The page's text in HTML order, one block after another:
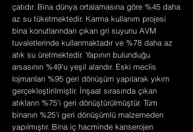
çatıdır. Bina dünya ortalamasına göre %45 daha
az su tüketmektedir. Karma kullanım projesi
bina konutlarından çıkan gri suyunu AVM
tuvaletlerinde kullanmaktadır ve %78 daha az
atık su üretmektedir. Yapının bulunduğu
arsasının %49'u yeşil alandır. Eski meclis
lojmanları %95 geri dönüşüm yapılarak yıkım
gerçekleştirilmiştir. İnşaat sırasında çıkan
atıkların %75'i geri dönüştürülmüştür. Tüm
binanın %25'i geri dönüşümlü malzemeden
yapılmıştır. Bina iç hacminde kanserojen